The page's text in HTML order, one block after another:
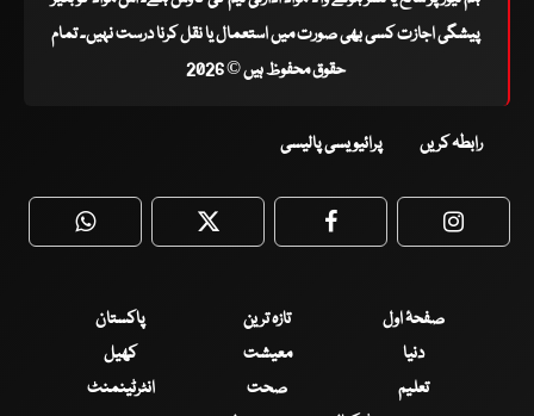
پیشگی اجازت کسی بھی صورت میں استعمال یا نقل کرنا درست نہیں۔ تمام
حقوق محفوظ ہیں © 2026
رابطہ کریں پرائیویسی پالیسی
WhatsApp Twitter Facebook
صفحۂ اول تازہ ترین
پاکستان
دنیا
معیشت
کھیل
تعلیم
صحت
انٹرٹینمنٹ